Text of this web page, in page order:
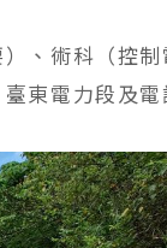
、術科（控制
東電力段及電